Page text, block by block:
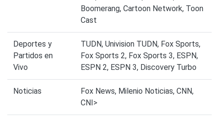
Boomerang, Cartoon Network, Toon
Cast
Deportes y
Partidos en
Vivo
TUDN, Univision TUDN, Fox Sports,
Fox Sports 2, Fox Sports 3, ESPN,
ESPN 2, ESPN 3, Discovery Turbo
Noticias
Fox News, Milenio Noticias, CNN,
CNI>